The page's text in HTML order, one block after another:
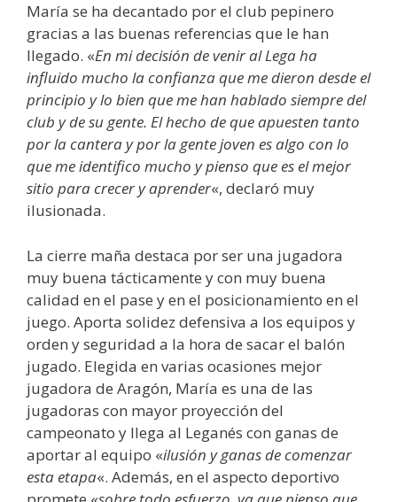
María se ha decantado por el club pepinero
gracias a las buenas referencias que le han
llegado. «En mi decisión de venir al Lega ha
influido mucho la confianza que me dieron desde el
principio y lo bien que me han hablado siempre del
club y de su gente. El hecho de que apuesten tanto
por la cantera y por la gente joven es algo con lo
que me identifico mucho y pienso que es el mejor
sitio para crecer y aprender«, declaró muy
ilusionada.
La cierre maña destaca por ser una jugadora
muy buena tácticamente y con muy buena
calidad en el pase y en el posicionamiento en el
juego. Aporta solidez defensiva a los equipos y
orden y seguridad a la hora de sacar el balón
jugado. Elegida en varias ocasiones mejor
jugadora de Aragón, María es una de las
jugadoras con mayor proyección del
campeonato y llega al Leganés con ganas de
aportar al equipo «ilusión y ganas de comenzar
esta etapa«. Además, en el aspecto deportivo